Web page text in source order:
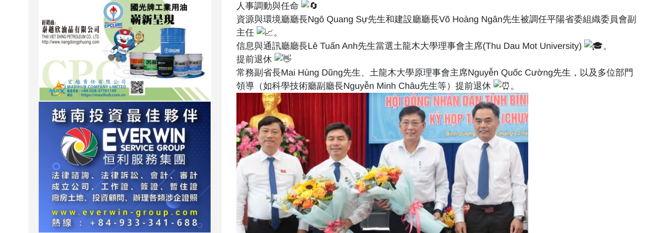
人事調動與任命
資源與環境廳廳長Ngô Quang Sự先生和建設廳廳長Võ Hoàng Ngân先生被調任平陽省委組織委員會副
主任
。
信息與通訊廳廳長Lê Tuấn Anh先生當選土龍木大學理事會主席(Thu Dau Mot University)
。
提前退休
常務副省長Mai Hùng Dũng先生、土龍木大學原理事會主席Nguyễn Quốc Cường先生，以及多位部門
領導（如科學技術廳副廳長Nguyễn Minh Châu先生等）提前退休
。